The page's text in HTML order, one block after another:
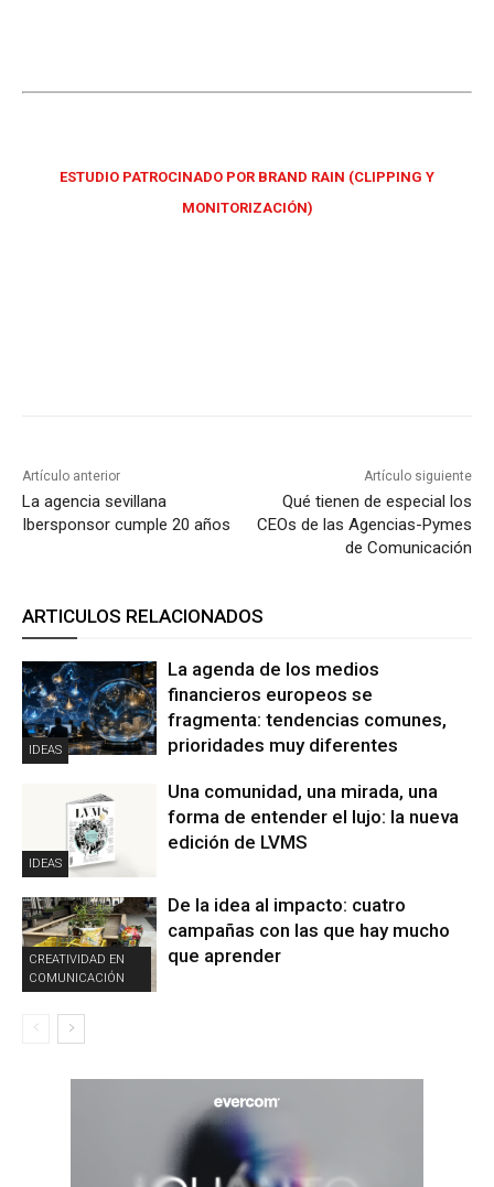
ESTUDIO PATROCINADO POR BRAND RAIN (CLIPPING Y
MONITORIZACIÓN)
Artículo anterior
La agencia sevillana
Ibersponsor cumple 20 años
Artículo siguiente
Qué tienen de especial los
CEOs de las Agencias-Pymes
de Comunicación
ARTICULOS RELACIONADOS
IDEAS
La agenda de los medios
financieros europeos se
fragmenta: tendencias comunes,
prioridades muy diferentes
IDEAS
Una comunidad, una mirada, una
forma de entender el lujo: la nueva
edición de LVMS
CREATIVIDAD EN
COMUNICACIÓN
De la idea al impacto: cuatro
campañas con las que hay mucho
que aprender